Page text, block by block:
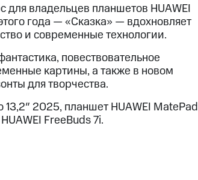
для владельцев планшетов HUAWEI
года — «Сказка» — вдохновляет
и современные технологии.
повествовательное
картины, а также в новом
для творчества.
2025, планшет HUAWEI MatePad
FreeBuds 7i.